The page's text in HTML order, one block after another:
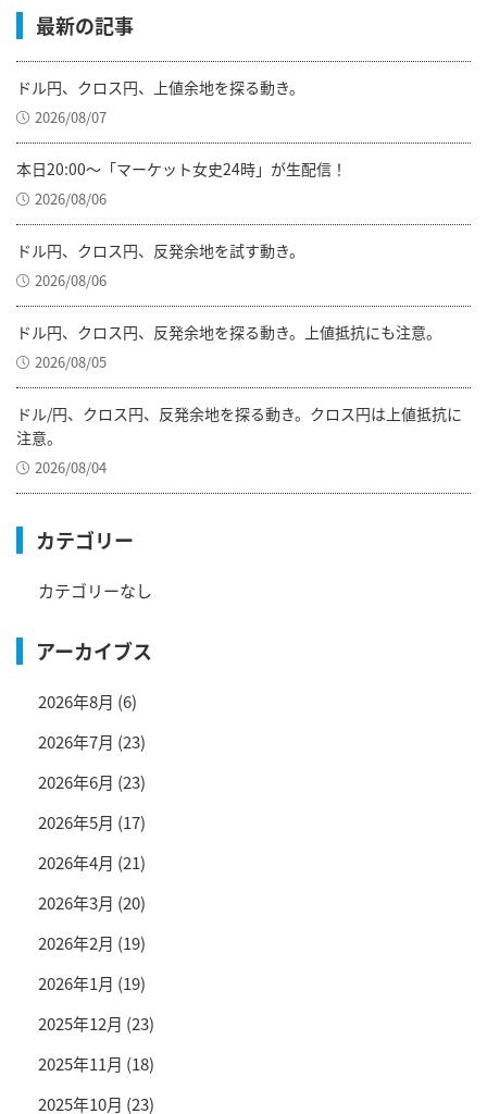
最新の記事
ドル円、クロス円、上値余地を探る動き。
2026/08/07
本日20:00～「マーケット女史24時」が生配信！
2026/08/06
ドル円、クロス円、反発余地を試す動き。
2026/08/06
ドル円、クロス円、反発余地を探る動き。上値抵抗にも注意。
2026/08/05
ドル/円、クロス円、反発余地を探る動き。クロス円は上値抵抗に
注意。
2026/08/04
カテゴリー
カテゴリーなし
アーカイブス
2026年8月 (6)
2026年7月 (23)
2026年6月 (23)
2026年5月 (17)
2026年4月 (21)
2026年3月 (20)
2026年2月 (19)
2026年1月 (19)
2025年12月 (23)
2025年11月 (18)
2025年10月 (23)